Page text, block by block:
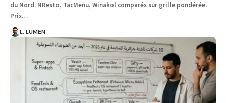
du Nord. NResto, TacMenu, Winakol comparés sur grille pondérée.
Prix…
L. LUMEN